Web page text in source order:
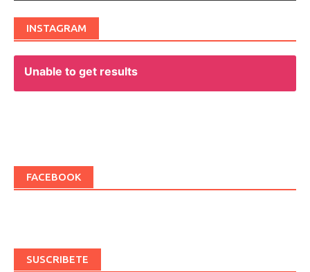
INSTAGRAM
Unable to get results
FACEBOOK
SUSCRIBETE